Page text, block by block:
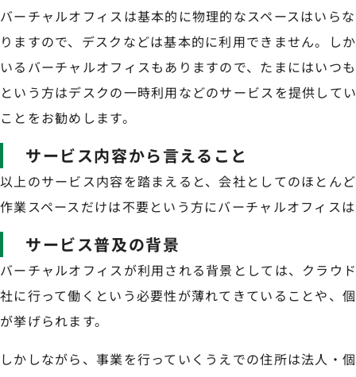
バーチャルオフィスは基本的に物理的なスペースはいら
りますので、デスクなどは基本的に利用できません。し
いるバーチャルオフィスもありますので、たまにはいつ
という方はデスクの一時利用などのサービスを提供して
ことをお勧めします。
サービス内容から言えること
以上のサービス内容を踏まえると、会社としてのほとん
作業スペースだけは不要という方にバーチャルオフィス
サービス普及の背景
バーチャルオフィスが利用される背景としては、クラウ
社に行って働くという必要性が薄れてきていることや、
が挙げられます。
しかしながら、事業を行っていくうえでの住所は法人・